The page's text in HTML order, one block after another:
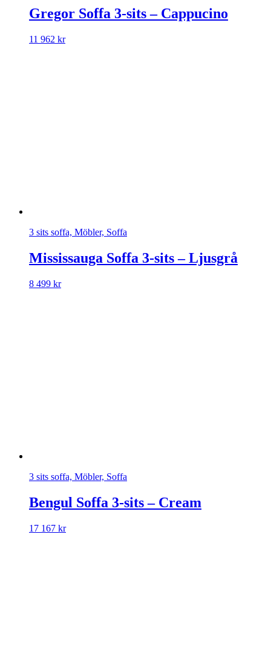
Gregor Soffa 3-sits – Cappucino
11 962 kr
3 sits soffa, Möbler, Soffa
Mississauga Soffa 3-sits – Ljusgrå
8 499 kr
3 sits soffa, Möbler, Soffa
Bengul Soffa 3-sits – Cream
17 167 kr